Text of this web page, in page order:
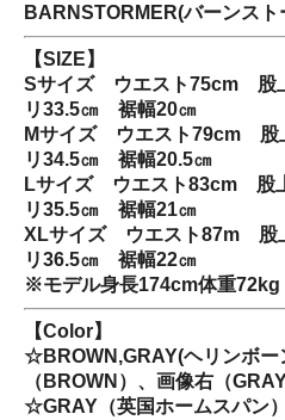
BARNSTORMER(バーンスト
【SIZE】
Sサイズ ウエスト75cm 股
リ33.5㎝ 裾幅20㎝
Mサイズ ウエスト79cm
リ34.5㎝ 裾幅20.5㎝
Lサイズ ウエスト83cm 股
リ35.5㎝ 裾幅21㎝
XLサイズ ウエスト87m
リ36.5㎝ 裾幅22㎝
※モデル身長174cm体重
【Color】
☆BROWN,GRAY(ヘリンボー
（BROWN）、画像右（GRAY
☆GRAY（英国ホームスパン